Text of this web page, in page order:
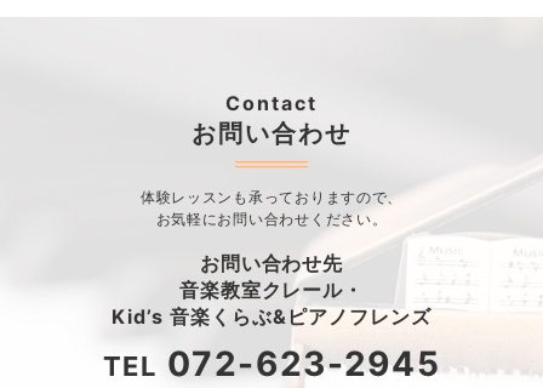
Contact
お問い合わせ
体験レッスンも承っておりますので、
お気軽にお問い合わせください。
お問い合わせ先
音楽教室クレール・
Kid’s 音楽くらぶ&ピアノフレンズ
TEL 072-623-2945